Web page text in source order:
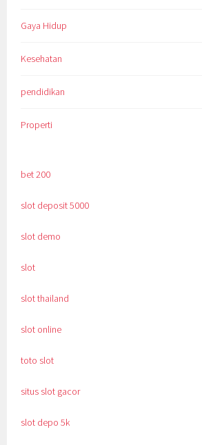
Gaya Hidup
Kesehatan
pendidikan
Properti
bet 200
slot deposit 5000
slot demo
slot
slot thailand
slot online
toto slot
situs slot gacor
slot depo 5k